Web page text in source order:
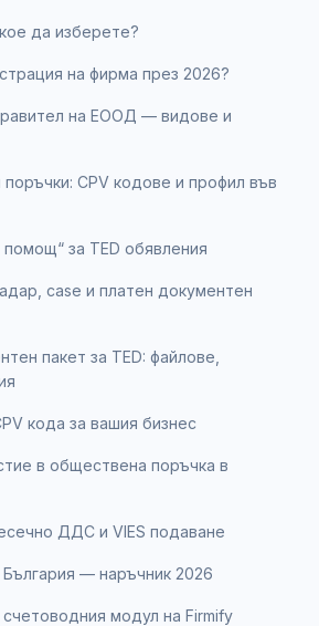
да изберете?
на фирма през 2026?
на ЕООД — видове и
CPV кодове и профил във
помощ“ за TED обявления
case и платен документен
пакет за TED: файлове,
кода за вашия бизнес
в обществена поръчка в
ДДС и VIES подаване
България — наръчник 2026
модул на Firmify